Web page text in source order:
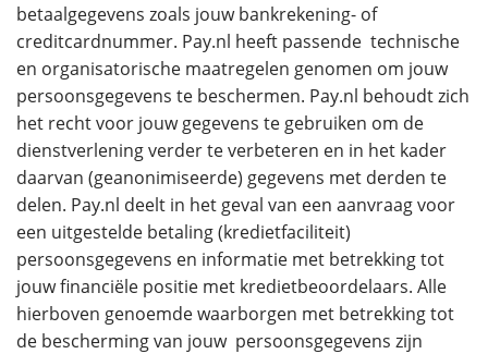
betaalgegevens zoals jouw bankrekening- of
creditcardnummer. Pay.nl heeft passende technische
en organisatorische maatregelen genomen om jouw
persoonsgegevens te beschermen. Pay.nl behoudt zich
het recht voor jouw gegevens te gebruiken om de
dienstverlening verder te verbeteren en in het kader
daarvan (geanonimiseerde) gegevens met derden te
delen. Pay.nl deelt in het geval van een aanvraag voor
een uitgestelde betaling (kredietfaciliteit)
persoonsgegevens en informatie met betrekking tot
jouw financiële positie met kredietbeoordelaars. Alle
hierboven genoemde waarborgen met betrekking tot
de bescherming van jouw persoonsgegevens zijn